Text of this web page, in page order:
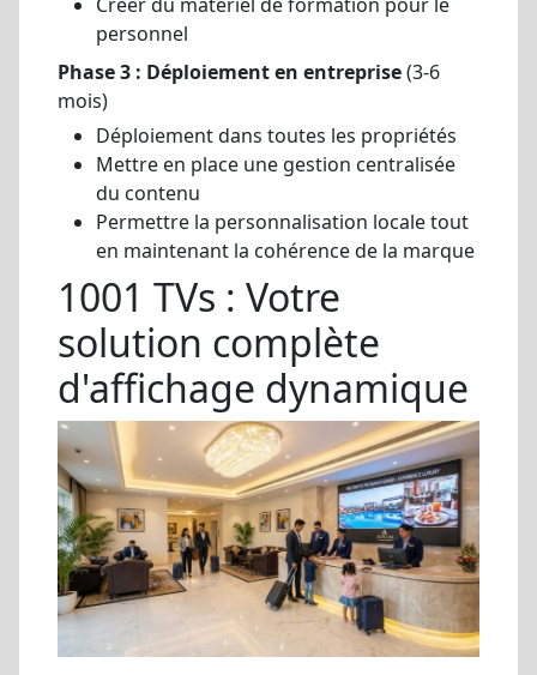
personnel
Phase 3 : Déploiement en entreprise(3-6
mois)
Déploiement dans toutes les propriétés
Mettre en place une gestion centralisée
du contenu
Permettre la personnalisation locale tout
en maintenant la cohérence de la marque
1001 TVs : Votre
solution complète
d'affichage dynamique